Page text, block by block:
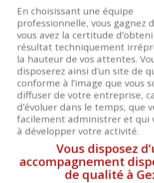
En choisissant une équipe
professionnelle, vous gagnez
vous avez la certitude
résultat techniquement
la hauteur de vos attentes.
disposerez ainsi d’un site de
conforme à l’image que vous
diffuser de votre entreprise,
d’évoluer dans le temps, que
facilement administrer et qui
à développer votre activité.
Vous disposez
accompagnement
de qualité à